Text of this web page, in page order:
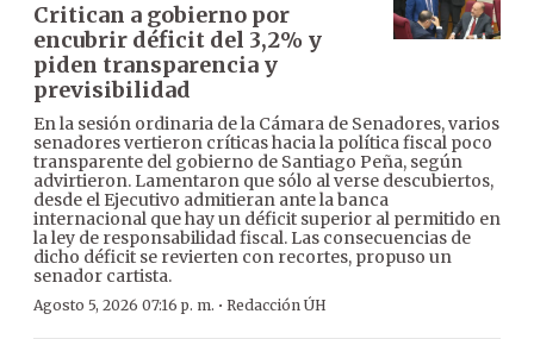
Critican a gobierno por
encubrir déficit del 3,2% y
piden transparencia y
previsibilidad
En la sesión ordinaria de la Cámara de Senadores, varios
senadores vertieron críticas hacia la política fiscal poco
transparente del gobierno de Santiago Peña, según
advirtieron. Lamentaron que sólo al verse descubiertos,
desde el Ejecutivo admitieran ante la banca
internacional que hay un déficit superior al permitido en
la ley de responsabilidad fiscal. Las consecuencias de
dicho déficit se revierten con recortes, propuso un
senador cartista.
Agosto 5, 2026 07:16 p. m. · Redacción ÚH